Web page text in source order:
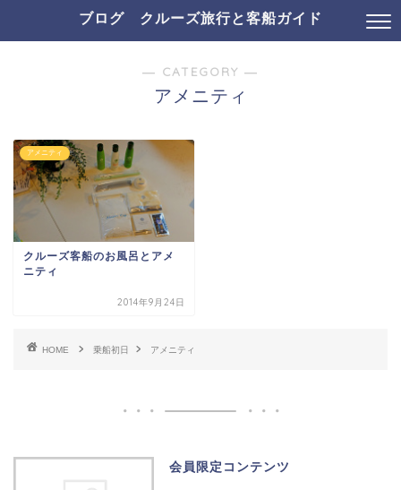
ブログ クルーズ旅行と客船ガイド
― CATEGORY ―
アメニティ
アメニティ
クルーズ客船のお風呂とアメ
ニティ
2014年9月24日
HOME 乗船初日 アメニティ
会員限定コンテンツ